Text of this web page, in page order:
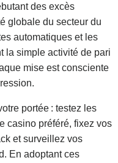
des excès
globale du secteur du
automatiques et les
la simple activité de pari
mise est consciente
portée : testez les
casino préféré, fixez vos
et surveillez vos
En adoptant ces